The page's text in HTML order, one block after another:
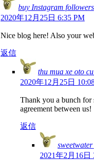
buy Instagram followers
2020年12月25日 6:35 PM
Nice blog here! Also your
返信
thu mua xe oto
2020年12月25日
Thank you a bunch for
agreement between us!
返信
2021年2月16日